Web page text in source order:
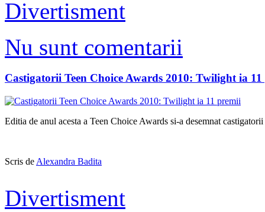
Divertisment
Nu sunt comentarii
Castigatorii Teen Choice Awards 2010: Twilight ia
Editia de anul acesta a Teen Choice Awards si-a desemnat
Scris de Alexandra Badita
Divertisment